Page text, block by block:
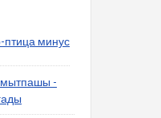
минус
-